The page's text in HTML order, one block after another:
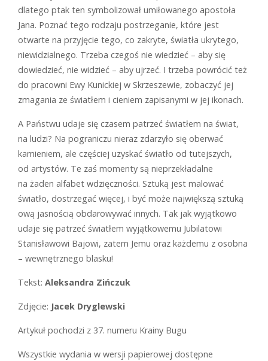
dlatego ptak ten symbolizował umiłowanego apostoła
Jana. Poznać tego rodzaju postrzeganie, które jest
otwarte na przyjęcie tego, co zakryte, światła ukrytego,
niewidzialnego. Trzeba czegoś nie wiedzieć – aby się
dowiedzieć, nie widzieć – aby ujrzeć. I trzeba powrócić też
do pracowni Ewy Kunickiej w Skrzeszewie, zobaczyć jej
zmagania ze światłem i cieniem zapisanymi w jej ikonach.
A Państwu udaje się czasem patrzeć światłem na świat,
na ludzi? Na pograniczu nieraz zdarzyło się oberwać
kamieniem, ale częściej uzyskać światło od tutejszych,
od artystów. Te zaś momenty są nieprzekładalne
na żaden alfabet wdzięczności. Sztuką jest malować
światło, dostrzegać więcej, i być może największą sztuką
ową jasnością obdarowywać innych. Tak jak wyjątkowo
udaje się patrzeć światłem wyjątkowemu Jubilatowi
Stanisławowi Bajowi, zatem Jemu oraz każdemu z osobna
– wewnętrznego blasku!
Tekst: Aleksandra Zińczuk
Zdjęcie: Jacek Dryglewski
Artykuł pochodzi z 37. numeru Krainy Bugu
Wszystkie wydania w wersji papierowej dostępne